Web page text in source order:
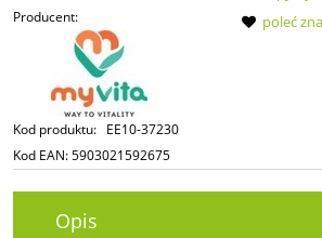
Producent:
Kod produktu: EE10-37230
Kod EAN:5903021592675
poleć
Opis